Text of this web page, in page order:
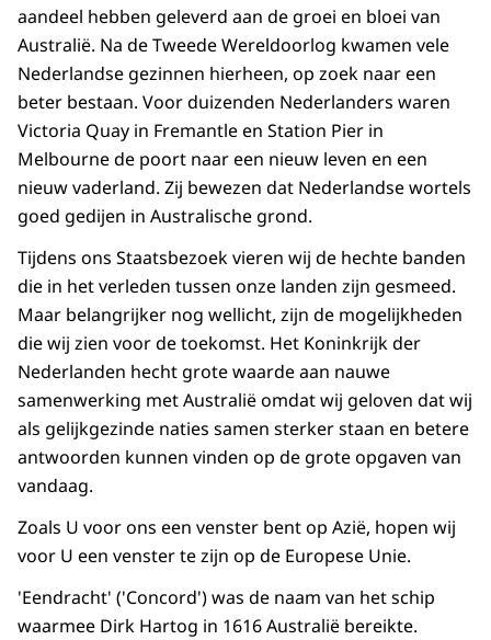
aandeel hebben geleverd aan de groei en bloei van
Australië. Na de Tweede Wereldoorlog kwamen vele
Nederlandse gezinnen hierheen, op zoek naar een
beter bestaan. Voor duizenden Nederlanders waren
Victoria Quay in Fremantleen Station Pier in
Melbournede poort naar een nieuw leven en een
nieuw vaderland. Zij bewezen dat Nederlandse wortels
goed gedijen in Australische grond.
Tijdens ons Staatsbezoek vieren wij de hechte banden
die in het verleden tussen onze landen zijn gesmeed.
Maar belangrijker nog wellicht, zijn de mogelijkheden
die wij zien voor de toekomst. Het Koninkrijk der
Nederlanden hecht grote waarde aan nauwe
samenwerking met Australië omdat wij geloven dat wij
als gelijkgezinde naties samen sterker staan en betere
antwoorden kunnen vinden op de grote opgaven van
vandaag.
Zoals U voor ons een venster bent op Azië, hopen wij
voor U een venster te zijn op de Europese Unie.
'Eendracht' ('Concord') was de naam van het schip
waarmee Dirk Hartog in 1616 Australië bereikte.